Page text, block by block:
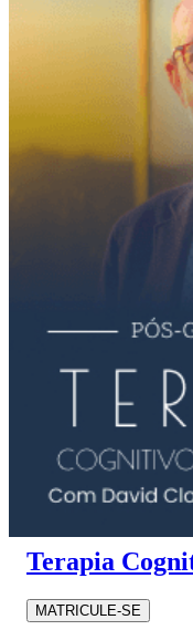
Terapia
MATRICULE-SE